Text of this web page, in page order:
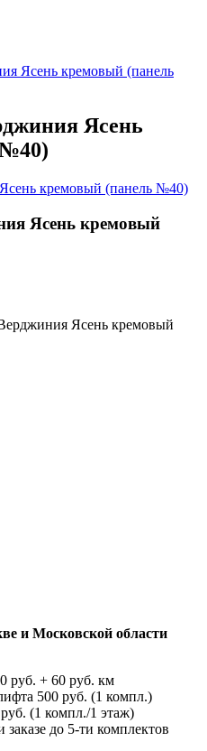
Ясень кремовый (панель
Ясень
Ясень кремовый
Ясень кремовый
и Московской области
+ 60 руб. км
500 руб. (1 компл.)
(1 компл./1 этаж)
до 5-ти комплектов